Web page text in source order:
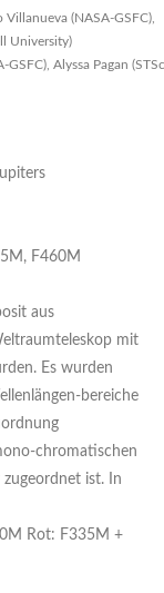
(NASA-GSFC),
University)
Alyssa Pagan
F460M
aus
mit
Es wurden
bereiche
chromatischen
ist. In
Rot: F335M +